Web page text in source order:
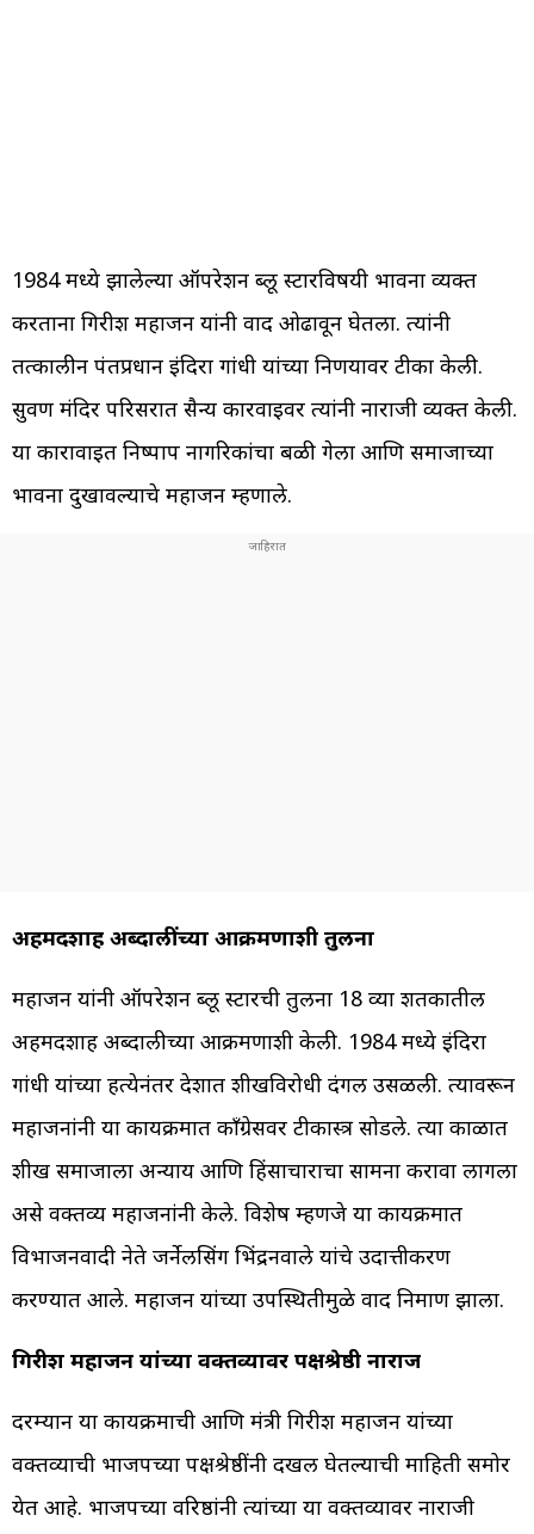
1984 मध्ये झालेल्या ऑपरेशन ब्लू स्टारविषयी भावना व्यक्त
करताना गिरीश महाजन यांनी वाद ओढावून घेतला. त्यांनी
तत्कालीन पंतप्रधान इंदिरा गांधी यांच्या निर्णयावर टीका केली.
सुवर्ण मंदिर परिसरात सैन्य कारवाईवर त्यांनी नाराजी व्यक्त केली.
या कारावाईत निष्पाप नागरिकांचा बळी गेला आणि समाजाच्या
भावना दुखावल्याचे महाजन म्हणाले.
अहमदशाह अब्दालींच्या आक्रमणाशी तुलना
महाजन यांनी ऑपरेशन ब्लू स्टारची तुलना 18 व्या शतकातील
अहमदशाह अब्दालीच्या आक्रमणाशी केली. 1984 मध्ये इंदिरा
गांधी यांच्या हत्येनंतर देशात शीखविरोधी दंगल उसळली. त्यावरून
महाजनांनी या कार्यक्रमात काँग्रेसवर टीकास्त्र सोडले. त्या काळात
शीख समाजाला अन्याय आणि हिंसाचाराचा सामना करावा लागला
असे वक्तव्य महाजनांनी केले. विशेष म्हणजे या कार्यक्रमात
विभाजनवादी नेते जर्नेलसिंग भिंद्रनवाले यांचे उदात्तीकरण
करण्यात आले. महाजन यांच्या उपस्थितीमुळे वाद निर्माण झाला.
गिरीश महाजन यांच्या वक्तव्यावर पक्षश्रेष्ठी नाराज
दरम्यान या कार्यक्रमाची आणि मंत्री गिरीश महाजन यांच्या
वक्तव्याची भाजपच्या पक्षश्रेष्ठींनी दखल घेतल्याची माहिती समोर
येत आहे. भाजपच्या वरिष्ठांनी त्यांच्या या वक्तव्यावर नाराजी